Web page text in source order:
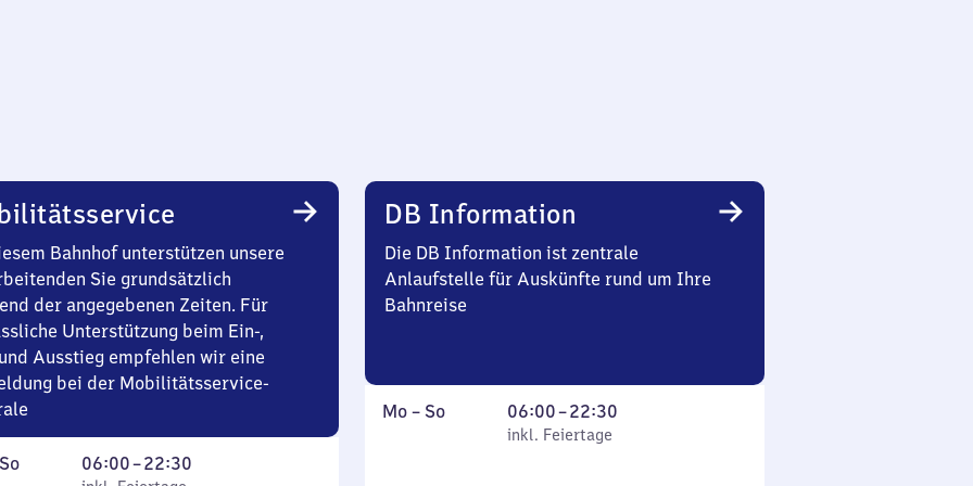
Bahnhof unterstützen unsere
Sie grundsätzlich
der angegebenen Zeiten. Für
Unterstützung beim Ein-,
Ausstieg empfehlen wir eine
bei der Mobilitätsservice-
So,
06:00–22:30
Von
DB Information
Die DB Information ist zentrale
Anlaufstelle für Auskünfte rund um Ihre
Bahnreise
Montag
Mo – So,
inkl. Feiertage
06:00–22:30
Von
6
inkl. Feiertage